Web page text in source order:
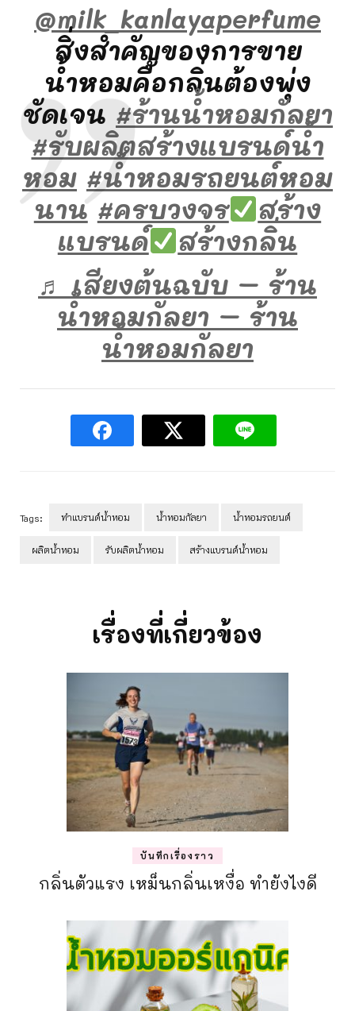
@milk_kanlayaperfume
สิ่งสำคัญของการขาย
น้ำหอมคือกลิ่นต้องพุ่ง
ชัดเจน #ร้านน้ําหอมกัลยา
#รับผลิตสร้างแบรนด์น้ํา
หอม #น้ําหอมรถยนต์หอม
นาน #ครบวงจร
สร้าง
แบรนด์
สร้างกลิ่น
♬ เสียงต้นฉบับ – ร้าน
น้ำหอมกัลยา – ร้าน
น้ำหอมกัลยา
Tags: ทำแบรนด์น้ำหอม น้ำหอมกัลยา น้ำหอมรถยนต์
ผลิตน้ำหอม รับผลิตน้ำหอม สร้างแบรนด์น้ำหอม
เรื่องที่เกี่ยวข้อง
บันทึกเรื่องราว
กลิ่นตัวแรง เหม็นกลิ่นเหงื่อ ทำยังไงดี